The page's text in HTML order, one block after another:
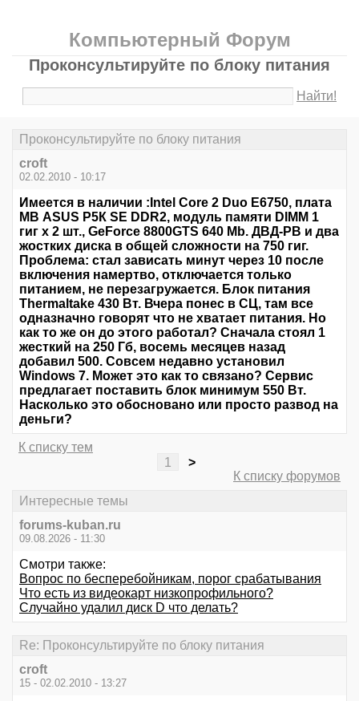
Компьютерный Форум
Проконсультируйте по блоку питания
Найти!
Проконсультируйте по блоку питания
croft
02.02.2010 - 10:17
Имеется в наличии :Intel Core 2 Duo E6750, плата
МВ ASUS Р5К SE DDR2, модуль памяти DIMM 1
гиг х 2 шт., GeForce 8800GTS 640 Mb. ДВД-РВ и два
жостких диска в общей сложности на 750 гиг.
Проблема: стал зависать минут через 10 после
включения намертво, отключается только
питанием, не перезагружается. Блок питания
Thermaltake 430 Вт. Вчера понес в СЦ, там все
одназначно говорят что не хватает питания. Но
как то же он до этого работал? Сначала стоял 1
жесткий на 250 Гб, восемь месяцев назад
добавил 500. Совсем недавно установил
Windows 7. Может это как то связано? Сервис
предлагает поставить блок минимум 550 Вт.
Насколько это обосновано или просто развод на
деньги?
К списку тем
1
>
К списку форумов
Интересные темы
forums-kuban.ru
09.08.2026 - 11:30
Смотри также:
Вопрос по бесперебойникам, порог срабатывания
Что есть из видеокарт низкопрофильного?
Случайно удалил диск D что делать?
Re: Проконсультируйте по блоку питания
croft
15 - 02.02.2010 - 13:27